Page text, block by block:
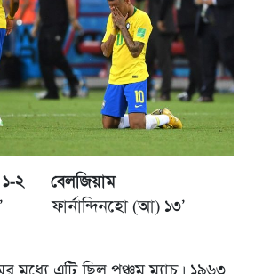
বেলজিয়াম
ফার্নান্দিনহো (আ) ১৩’